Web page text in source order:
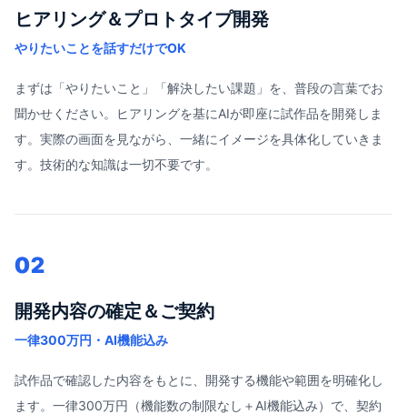
ヒアリング＆プロトタイプ開発
やりたいことを話すだけでOK
まずは「やりたいこと」「解決したい課題」を、普段の言葉でお
聞かせください。ヒアリングを基にAIが即座に試作品を開発しま
す。実際の画面を見ながら、一緒にイメージを具体化していきま
す。技術的な知識は一切不要です。
02
開発内容の確定＆ご契約
一律300万円・AI機能込み
試作品で確認した内容をもとに、開発する機能や範囲を明確化し
ます。一律300万円（機能数の制限なし＋AI機能込み）で、契約